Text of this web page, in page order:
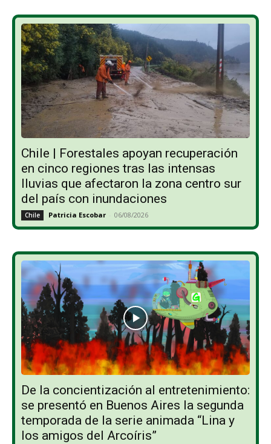
Chile | Forestales apoyan recuperación
en cinco regiones tras las intensas
lluvias que afectaron la zona centro sur
del país con inundaciones
Chile Patricia Escobar - 06/08/2026
De la concientización al entretenimiento:
se presentó en Buenos Aires la segunda
temporada de la serie animada “Lina y
los amigos del Arcoíris”